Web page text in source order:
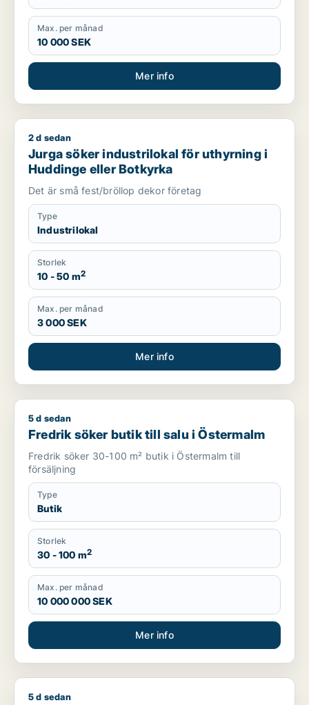
Max. per månad
10 000 SEK
Mer info
Jurga söker industrilokal för uthyrning i Huddinge eller
2 d sedan
Jurga söker industrilokal för uthyrning i
Huddinge eller Botkyrka
Det är små fest/bröllop dekor företag
Type
Industrilokal
Storlek
10 - 50 m2
Max. per månad
3 000 SEK
Mer info
Fredrik söker butik till salu i Östermalm
5 d sedan
Fredrik söker butik till salu i Östermalm
Fredrik söker 30-100 m² butik i Östermalm till
försäljning
Type
Butik
Storlek
30 - 100 m2
Max. per månad
10 000 000 SEK
Mer info
Jagoda söker butik för uthyrning i Botkyrka
5 d sedan